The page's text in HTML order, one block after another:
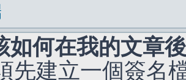
如何在我的文章
先建立一個簽名